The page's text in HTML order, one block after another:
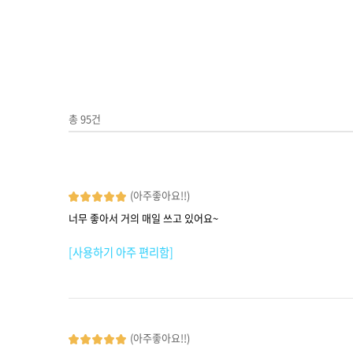
총95건
(아주좋아요!!)
너무 좋아서 거의 매일 쓰고 있어요~
[사용하기 아주 편리함]
(아주좋아요!!)